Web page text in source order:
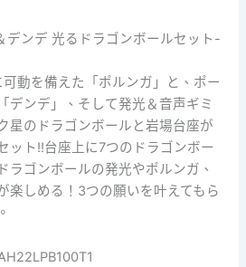
デンデ 光るドラゴンボールセット-
動を備えた「ポルンガ」と、ポー
デンデ」、そして発光＆音声ギミ
星のドラゴンボールと岩場台座が
ット!!台座上に7つのドラゴンボー
ラゴンボールの発光やポルンガ、
楽しめる！3つの願いを叶えてもら